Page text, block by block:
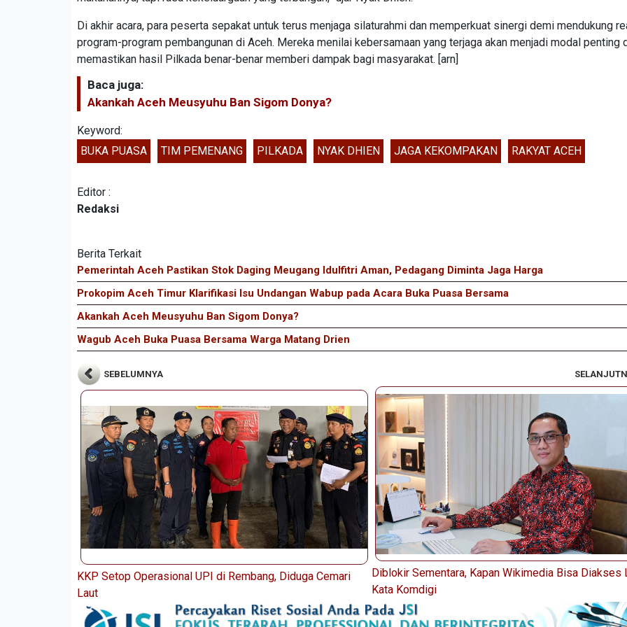
Di akhir acara, para peserta sepakat untuk terus menjaga silaturahmi dan memperkuat sinergi demi mendukung
program-program pembangunan di Aceh. Mereka menilai kebersamaan yang terjaga akan menjadi modal penting
memastikan hasil Pilkada benar-benar memberi dampak bagi masyarakat. [arn]
Baca juga:
Akankah Aceh Meusyuhu Ban Sigom Donya?
Keyword:
BUKA PUASA
TIM PEMENANG PILKADA NYAK DHIEN JAGA KEKOMPAKAN RAKYAT ACEH
Editor :
Redaksi
Berita Terkait
Pemerintah Aceh Pastikan Stok Daging Meugang Idulfitri Aman, Pedagang Diminta Jaga Harga
Prokopim Aceh Timur Klarifikasi Isu Undangan Wabup pada Acara Buka Puasa Bersama
Akankah Aceh Meusyuhu Ban Sigom Donya?
Wagub Aceh Buka Puasa Bersama Warga Matang Drien
SEBELUMNYA
KKP Setop Operasional UPI di Rembang, Diduga Cemari
Laut
Diblokir Sementara, Kapan Wikimedia Bisa Diakses
Kata Komdigi